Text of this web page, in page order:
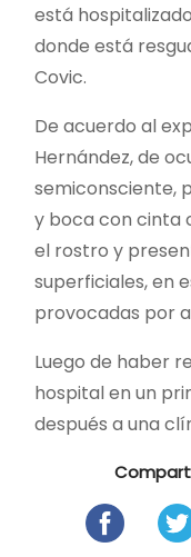
está
donde está
Covic.
De acuerdo al
Hernández, de
semiconsciente,
y boca con cinta
el rostro y
superficiales, en
provocadas por
Luego de haber
hospital en un
después a una